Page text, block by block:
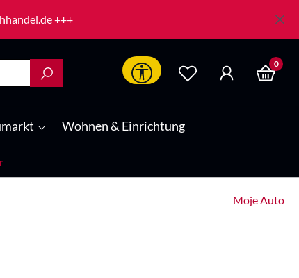
+++
Werkzeugleiste anzeigen
0
Wohnen & Einrichtung
Moje Auto